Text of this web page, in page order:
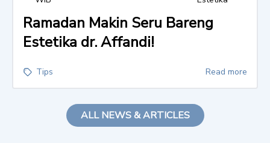
Ramadan Makin Seru Bareng
Estetika dr. Affandi!
Tips Read more
ALL NEWS & ARTICLES